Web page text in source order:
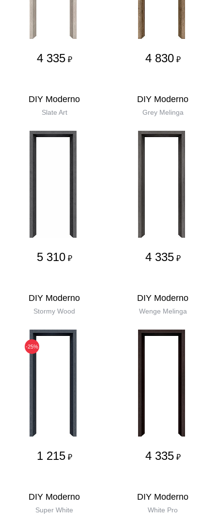
4 335 ₽ 4 830 ₽
DIY Moderno
Slate Art
5 310 ₽
DIY Moderno
Grey Melinga
4 335 ₽
DIY Moderno
Stormy Wood
-25%
1 215 ₽
DIY Moderno
Wenge Melinga
4 335 ₽
DIY Moderno
Super White
DIY Moderno
White Pro